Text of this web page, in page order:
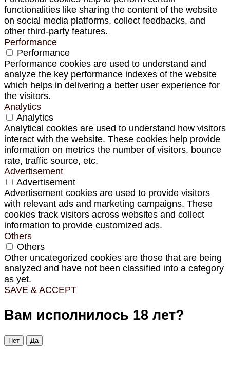
functionalities like sharing the content of the website
on social media platforms, collect feedbacks, and
other third-party features.
Performance
Performance
Performance cookies are used to understand and
analyze the key performance indexes of the website
which helps in delivering a better user experience for
the visitors.
Analytics
Analytics
Analytical cookies are used to understand how visitors
interact with the website. These cookies help provide
information on metrics the number of visitors, bounce
rate, traffic source, etc.
Advertisement
Advertisement
Advertisement cookies are used to provide visitors
with relevant ads and marketing campaigns. These
cookies track visitors across websites and collect
information to provide customized ads.
Others
Others
Other uncategorized cookies are those that are being
analyzed and have not been classified into a category
as yet.
SAVE & ACCEPT
Вам исполнилось 18 лет?
Нет Да